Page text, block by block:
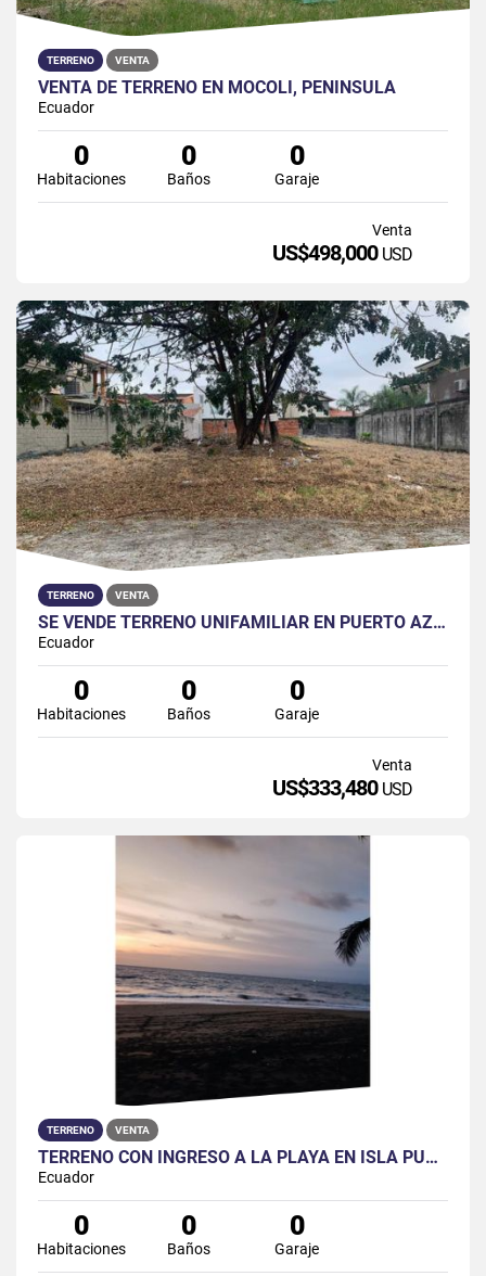
TERRENO VENTA
VENTA DE TERRENO EN MOCOLI, PENÍNSULA
Ecuador
0
Habitaciones
0
Baños
0
Garaje
Venta
US$498,000 USD
TERRENO VENTA
SE VENDE TERRENO UNIFAMILIAR EN PUERTO AZUL, VÍA A LA COSTA
Ecuador
0
Habitaciones
0
Baños
0
Garaje
Venta
US$333,480 USD
TERRENO VENTA
TERRENO CON INGRESO A LA PLAYA EN ISLA PUNÁ 24.5 HERCTAREAS
Ecuador
0
Habitaciones
0
Baños
0
Garaje